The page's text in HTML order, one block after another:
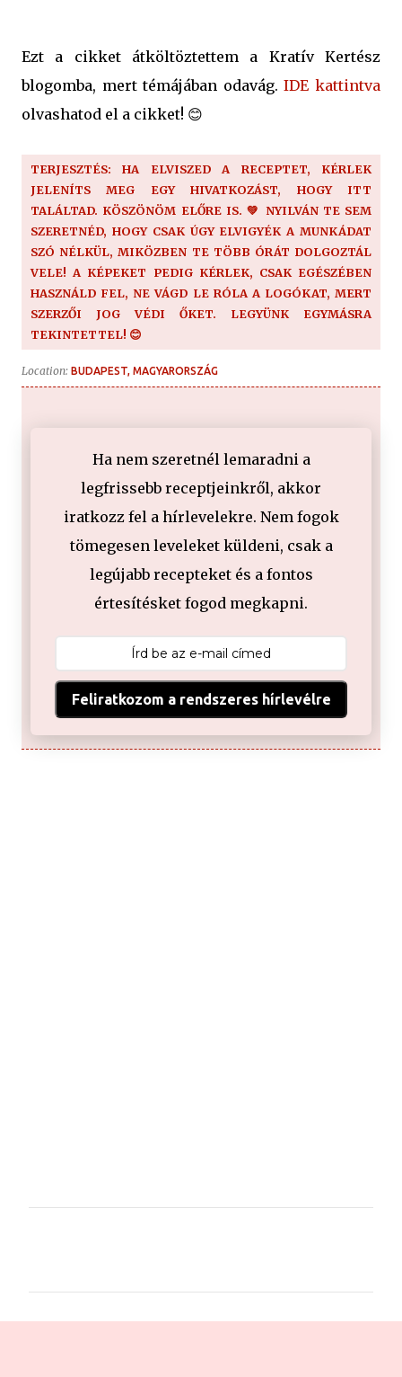
Ezt a cikket átköltöztettem a Kratív Kertész
blogomba, mert témájában odavág.IDE kattintva
olvashatod el a cikket! 😊
TERJESZTÉS: HA ELVISZED A RECEPTET, KÉRLEK
JELENÍTS MEG EGY HIVATKOZÁST, HOGY ITT
TALÁLTAD. KÖSZÖNÖM ELŐRE IS. 💚 NYILVÁN TE SEM
SZERETNÉD, HOGY CSAK ÚGY ELVIGYÉK A MUNKÁDAT
SZÓ NÉLKÜL, MIKÖZBEN TE TÖBB ÓRÁT DOLGOZTÁL
VELE! A KÉPEKET PEDIG KÉRLEK, CSAK EGÉSZÉBEN
HASZNÁLD FEL, NE VÁGD LE RÓLA A LOGÓKAT, MERT
SZERZŐI JOG VÉDI ŐKET. LEGYÜNK EGYMÁSRA
TEKINTETTEL! 😊
Location: BUDAPEST, MAGYARORSZÁG
Ha nem szeretnél lemaradni a
legfrissebb receptjeinkről, akkor
iratkozz fel a hírlevelekre. Nem fogok
tömegesen leveleket küldeni, csak a
legújabb recepteket és a fontos
értesítésket fogod megkapni.
Feliratkozom a rendszeres hírlevélre